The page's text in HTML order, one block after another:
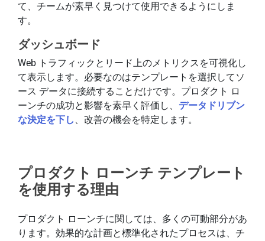
て、チームが素早く見つけて使用できるようにしま
す。
ダッシュボード
Web トラフィックとリード上のメトリクスを可視化し
て表示します。必要なのはテンプレートを選択してソ
ース データに接続することだけです。プロダクト ロ
ーンチの成功と影響を素早く評価し、 データドリブン
な決定を下し 、改善の機会を特定します。
プロダクト ローンチ テンプレート
を使用する理由
プロダクト ローンチに関しては、多くの可動部分があ
ります。効果的な計画と標準化されたプロセスは、チ